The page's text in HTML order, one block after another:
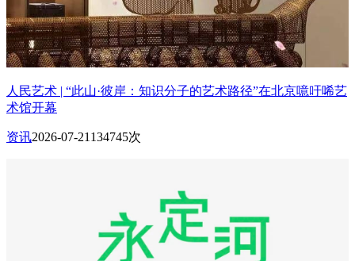
人民艺术 | “此山·彼岸：知识分子的艺术路径”在北京噫吁唏艺
术馆开幕
资讯2026-07-21 134745次